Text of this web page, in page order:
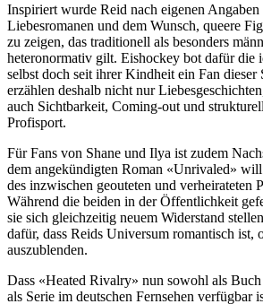
Inspiriert wurde Reid nach eigenen
Liebesromanen und dem Wunsch, queere
zu zeigen, das traditionell als besonders
heteronormativ gilt. Eishockey bot dafür die
selbst doch seit ihrer Kindheit ein Fan dieser
erzählen deshalb nicht nur
auch Sichtbarkeit, Coming-out und
Profisport.
Für Fans von Shane und Ilya ist zudem
dem angekündigten Roman «Unrivaled»
des inzwischen geouteten und verheirateten
Während die beiden in der Öffentlichkeit
sie sich gleichzeitig neuem Widerstand
dafür, dass Reids Universum romantisch ist,
auszublenden.
Dass «Heated Rivalry» nun sowohl als
als Serie im deutschen Fernsehen verfügbar